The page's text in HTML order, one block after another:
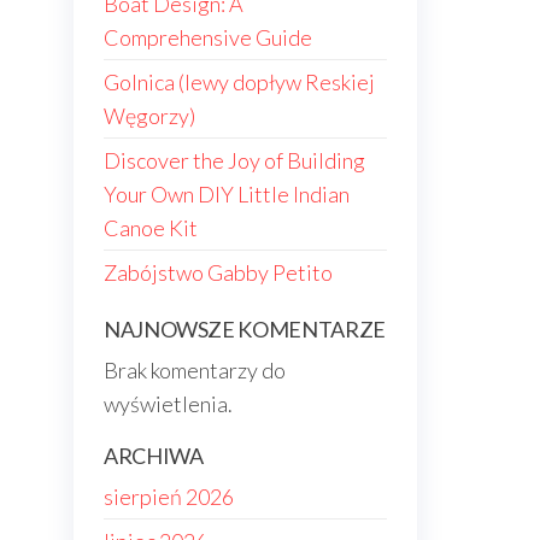
Comprehensive Guide
Golnica (lewy dopływ Reskiej
Węgorzy)
Discover the Joy of Building
Your Own DIY Little Indian
Canoe Kit
Zabójstwo Gabby Petito
NAJNOWSZE KOMENTARZE
Brak komentarzy do
wyświetlenia.
ARCHIWA
sierpień 2026